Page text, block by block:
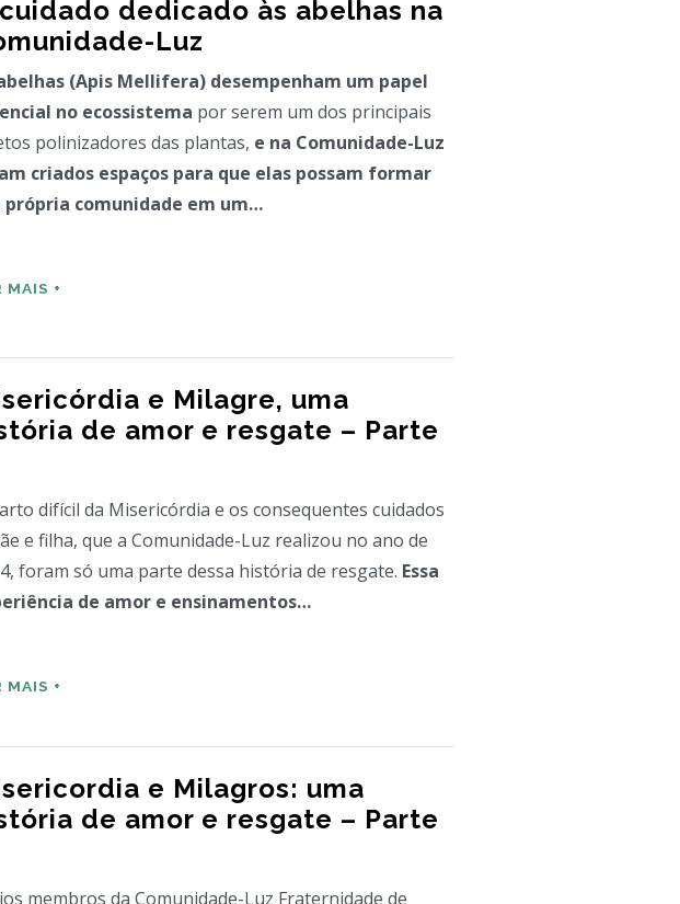
dedicado às abelhas na
Luz
(Apis Mellifera) desempenham um papel
no ecossistema por serem um dos principais
polinizadores das plantas, e na Comunidade-Luz
criados espaços para que elas possam formar
própria comunidade em um…
MAIS +
e Milagre, uma
de amor e resgate – Parte
difícil da Misericórdia e os consequentes cuidados
e filha, que a Comunidade-Luz realizou no ano de
foram só uma parte dessa história de resgate. Essa
de amor e ensinamentos…
e Milagros: uma
de amor e resgate – Parte